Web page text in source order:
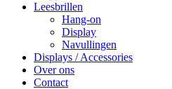
Leesbrillen
Hang-on
Display
Navullingen
Displays / Accessories
Over ons
Contact